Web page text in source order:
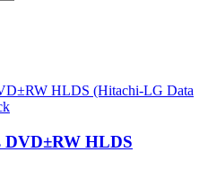
DVD±RW HLDS